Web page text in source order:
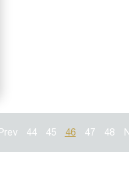
44 45 46 47 48